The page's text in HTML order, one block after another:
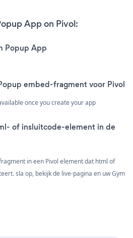
App on Pivol:
Popup App
embed-fragment voor Pivol
once you create your app
of insluitcode-element in de
in een Pivol element dat html of
sla op, bekijk de live-pagina en uw Gym